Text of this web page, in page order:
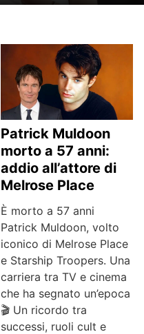
Patrick Muldoon
morto a 57 anni:
addio all’attore di
Melrose Place
È morto a 57 anni
Patrick Muldoon, volto
iconico di Melrose Place
e Starship Troopers. Una
carriera tra TV e cinema
che ha segnato un’epoca
🎬 Un ricordo tra
successi, ruoli cult e